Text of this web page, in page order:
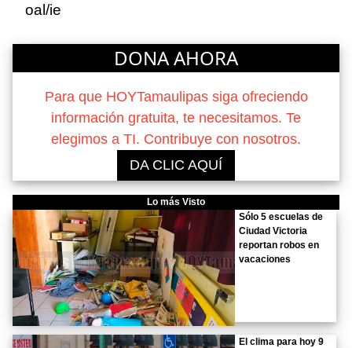
oal/ie
DONA AHORA
Para que HOYTamaulipas siga ofreciendo
información gratuita, te necesitamos. Te
elegimos a TI. Contribuye con nosotros.
DA CLIC AQUÍ
Lo más Visto
Sólo 5 escuelas de
Ciudad Victoria
reportan robos en
vacaciones
El clima para hoy 9